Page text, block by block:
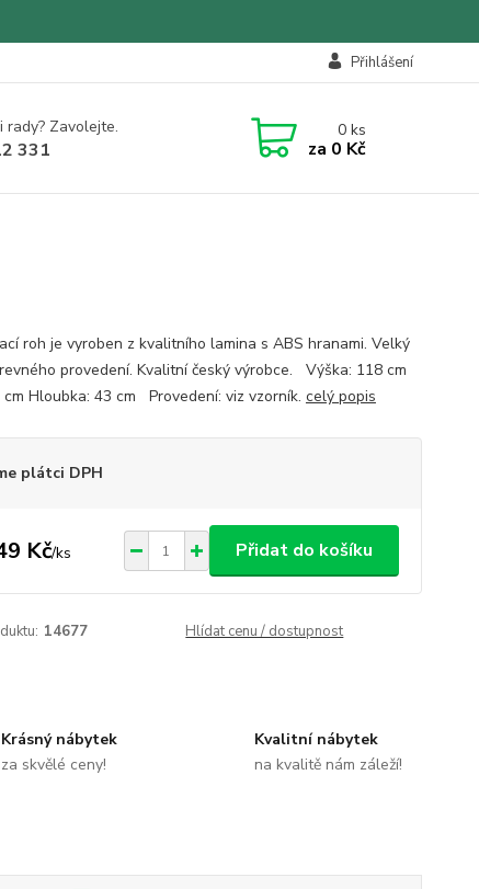
Přihlášení
rady? Zavolejte.
331
0ks
za 0 Kč
roh je vyroben z kvalitního lamina s ABS hranami. Velký
provedení. Kvalitní český výrobce. Výška: 118 cm
cm Hloubka: 43 cm Provedení: viz vzorník. celý popis
plátci DPH
Kč/ks Přidat do košíku
14677 Hlídat cenu / dostupnost
Krásný nábytek
za skvělé ceny!
Kvalitní nábytek
na kvalitě nám záleží!